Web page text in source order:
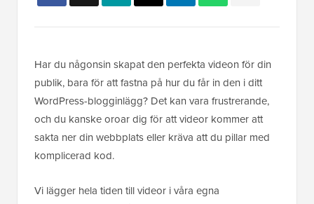
Har du någonsin skapat den perfekta videon för din
publik, bara för att fastna på hur du får in den i ditt
WordPress-blogginlägg? Det kan vara frustrerande,
och du kanske oroar dig för att videor kommer att
sakta ner din webbplats eller kräva att du pillar med
komplicerad kod.
Vi lägger hela tiden till videor i våra egna